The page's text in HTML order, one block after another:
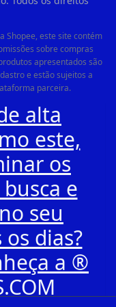
Shopee, este site contém
sobre compras
apresentados são
e estão sujeitos a
parceira.
alta
este,
os
e
seu
dias?
a ®